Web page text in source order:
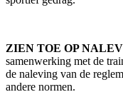
ZIEN TOE OP
samenwerking met de
de naleving van de
andere normen.